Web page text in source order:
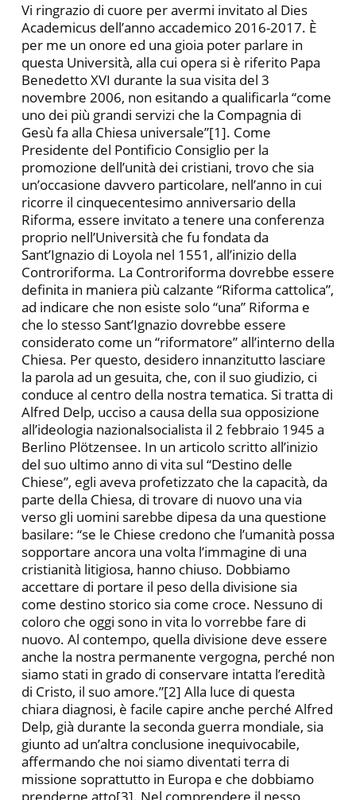
Vi ringrazio di cuore per avermi invitato al Dies
Academicus dell’anno accademico 2016-2017. È
per me un onore ed una gioia poter parlare in
questa Università, alla cui opera si è riferito Papa
Benedetto XVI durante la sua visita del 3
novembre 2006, non esitando a qualificarla “come
uno dei più grandi servizi che la Compagnia di
Gesù fa alla Chiesa universale”[1]. Come
Presidente del Pontificio Consiglio per la
promozione dell’unità dei cristiani, trovo che sia
un’occasione davvero particolare, nell’anno in cui
ricorre il cinquecentesimo anniversario della
Riforma, essere invitato a tenere una conferenza
proprio nell’Università che fu fondata da
Sant’Ignazio di Loyola nel 1551, all’inizio della
Controriforma. La Controriforma dovrebbe essere
definita in maniera più calzante “Riforma cattolica”,
ad indicare che non esiste solo “una” Riforma e
che lo stesso Sant’Ignazio dovrebbe essere
considerato come un “riformatore” all’interno della
Chiesa. Per questo, desidero innanzitutto lasciare
la parola ad un gesuita, che, con il suo giudizio, ci
conduce al centro della nostra tematica. Si tratta di
Alfred Delp, ucciso a causa della sua opposizione
all’ideologia nazionalsocialista il 2 febbraio 1945 a
Berlino Plötzensee. In un articolo scritto all’inizio
del suo ultimo anno di vita sul “Destino delle
Chiese”, egli aveva profetizzato che la capacità, da
parte della Chiesa, di trovare di nuovo una via
verso gli uomini sarebbe dipesa da una questione
basilare: “se le Chiese credono che l’umanità possa
sopportare ancora una volta l’immagine di una
cristianità litigiosa, hanno chiuso. Dobbiamo
accettare di portare il peso della divisione sia
come destino storico sia come croce. Nessuno di
coloro che oggi sono in vita lo vorrebbe fare di
nuovo. Al contempo, quella divisione deve essere
anche la nostra permanente vergogna, perché non
siamo stati in grado di conservare intatta l’eredità
di Cristo, il suo amore.”[2] Alla luce di questa
chiara diagnosi, è facile capire anche perché Alfred
Delp, già durante la seconda guerra mondiale, sia
giunto ad un’altra conclusione inequivocabile,
affermando che noi siamo diventati terra di
missione soprattutto in Europa e che dobbiamo